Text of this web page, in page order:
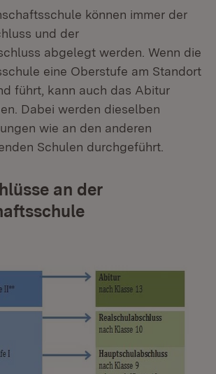
können immer der
und der
abgelegt werden. Wenn die
eine Oberstufe am Standort
führt, kann auch das Abitur
Dabei werden dieselben
wie an den anderen
Schulen durchgeführt.
an der